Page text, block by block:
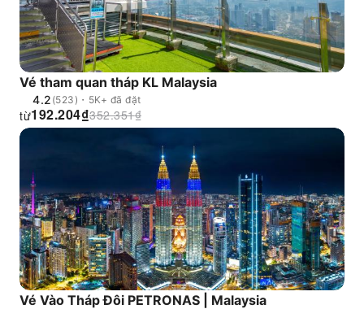
Vé tham quan tháp KL Malaysia
4.2 (523)・5K+ đã đặt
₫
192.204
từ ₫
352.351
Vé Vào Tháp Đôi PETRONAS | Malaysia